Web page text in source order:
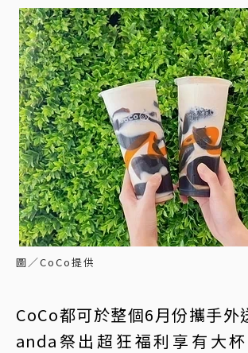
圖／CoCo提供
CoCo都可於整個6月份攜手
anda祭出超狂福利享有大